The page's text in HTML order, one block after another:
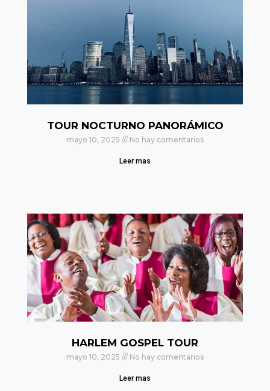
TOUR NOCTURNO PANORÁMICO
mayo 10, 2025 No hay comentarios
Leer mas
HARLEM GOSPEL TOUR
mayo 10, 2025 No hay comentarios
Leer mas